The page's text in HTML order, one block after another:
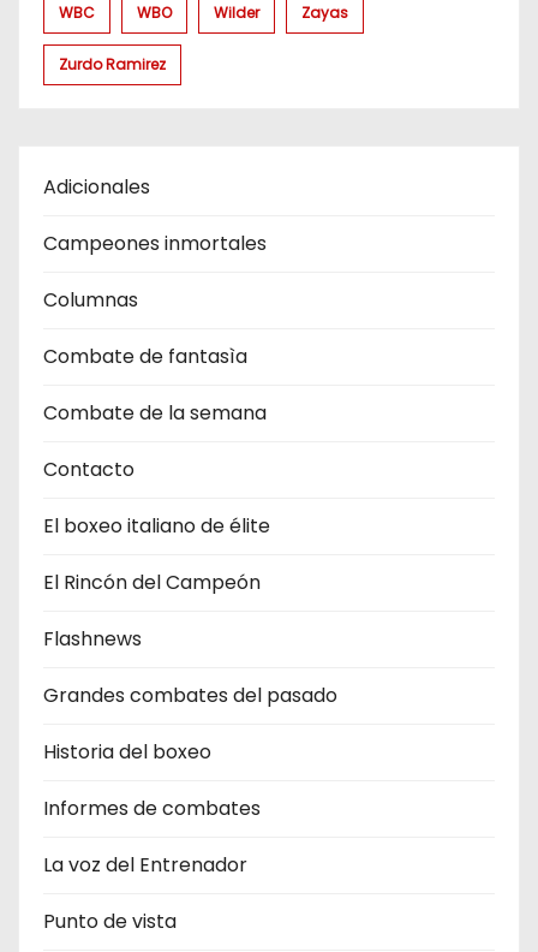
WBC WBO Wilder Zayas
Zurdo Ramirez
Adicionales
Campeones inmortales
Columnas
Combate de fantasìa
Combate de la semana
Contacto
El boxeo italiano de élite
El Rincón del Campeón
Flashnews
Grandes combates del pasado
Historia del boxeo
Informes de combates
La voz del Entrenador
Punto de vista